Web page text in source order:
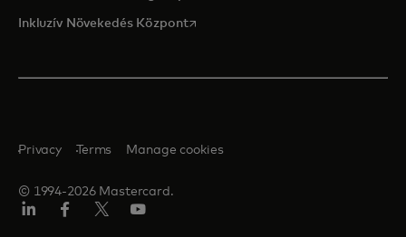
Inkluzív Növekedés Központopens in a new tab
© 1994-2026 Mastercard.
Privacy Terms Manage cookies